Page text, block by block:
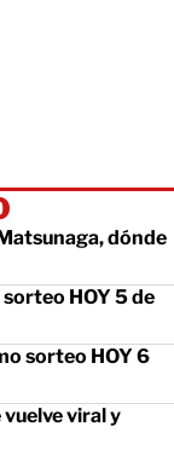
dónde
HOY 5 de
sorteo HOY 6
viral y